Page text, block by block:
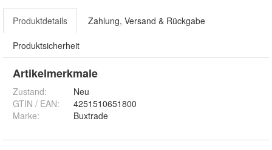
Produktdetails Zahlung, Versand & Rückgabe
Produktsicherheit
Artikelmerkmale
Zustand:
Neu
GTIN / EAN:
4251510651800
Marke:
Buxtrade